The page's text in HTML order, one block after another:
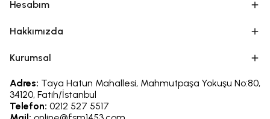
Hesabım
Hakkımızda
Kurumsal
Adres: Taya Hatun Mahallesi, Mahmutpaşa Yokuşu No:80,
34120, Fatih/İstanbul
Telefon: 0212 527 5517